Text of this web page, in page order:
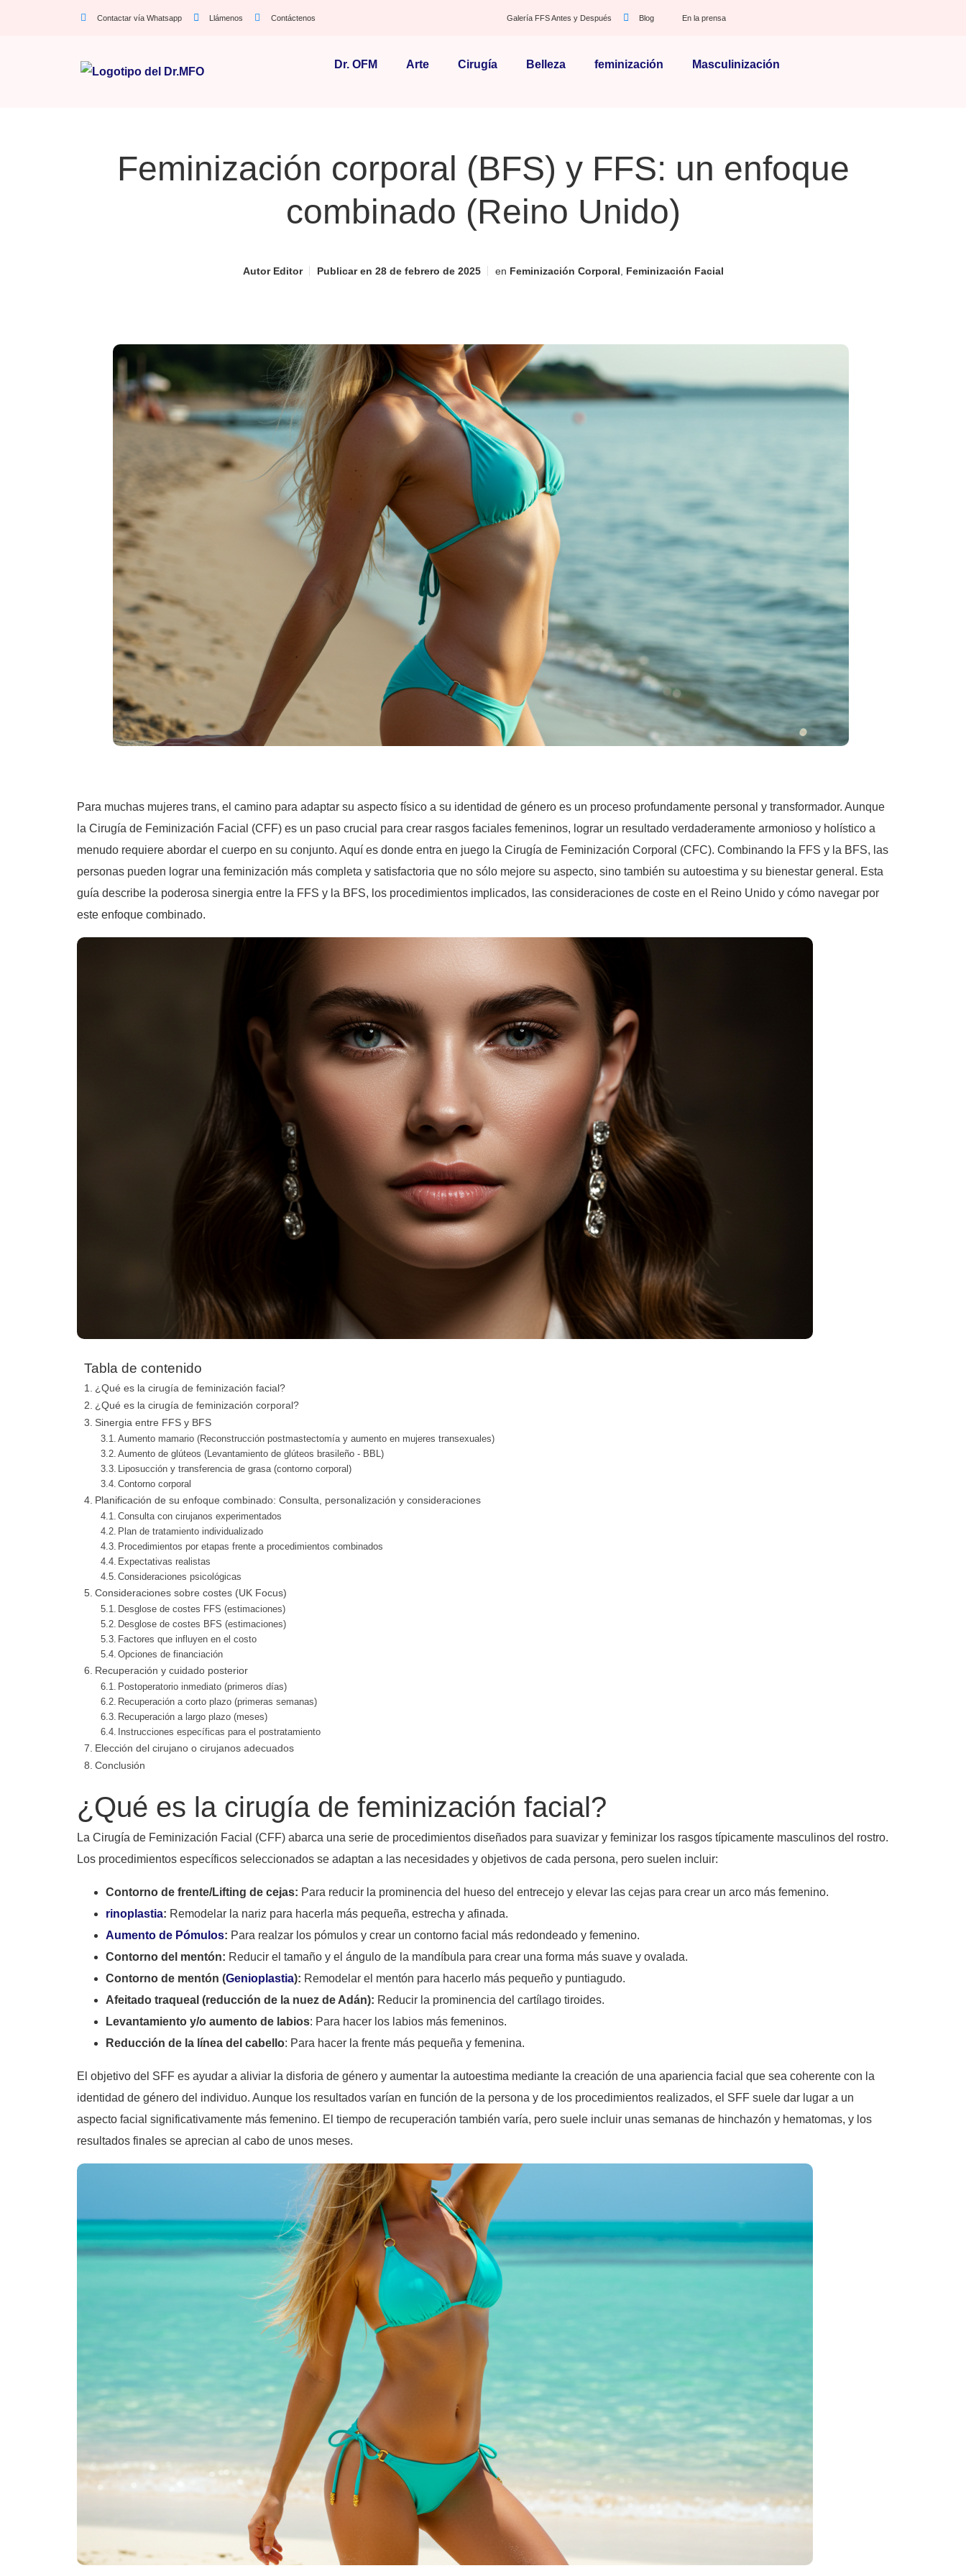
Contactar vía Whatsapp Llámenos Contáctenos Galería FFS Antes y Después Blog En la prensa
Dr. OFM Arte Cirugía Belleza feminización Masculinización
Feminización corporal (BFS) y FFS: un enfoque
combinado (Reino Unido)
AutorEditor Publicar en 28 de febrero de 2025 en Feminización Corporal Feminización Facial
Para muchas mujeres trans, el camino para adaptar su aspecto físico a su identidad de género es un proceso profundamente personal y transformador. Aunque
la Cirugía de Feminización Facial (CFF) es un paso crucial para crear rasgos faciales femeninos, lograr un resultado verdaderamente armonioso y holístico a
menudo requiere abordar el cuerpo en su conjunto. Aquí es donde entra en juego la Cirugía de Feminización Corporal (CFC). Combinando la FFS y la BFS, las
personas pueden lograr una feminización más completa y satisfactoria que no sólo mejore su aspecto, sino también su autoestima y su bienestar general. Esta
guía describe la poderosa sinergia entre la FFS y la BFS, los procedimientos implicados, las consideraciones de coste en el Reino Unido y cómo navegar por
este enfoque combinado.
Tabla de contenido
¿Qué es la cirugía de feminización facial?
¿Qué es la cirugía de feminización corporal?
Sinergia entre FFS y BFS
Aumento mamario (Reconstrucción postmastectomía y aumento en mujeres transexuales)
Aumento de glúteos (Levantamiento de glúteos brasileño - BBL)
Liposucción y transferencia de grasa (contorno corporal)
Contorno corporal
Planificación de su enfoque combinado: Consulta, personalización y consideraciones
Consulta con cirujanos experimentados
Plan de tratamiento individualizado
Procedimientos por etapas frente a procedimientos combinados
Expectativas realistas
Consideraciones psicológicas
Consideraciones sobre costes (UK Focus)
Desglose de costes FFS (estimaciones)
Desglose de costes BFS (estimaciones)
Factores que influyen en el costo
Opciones de financiación
Recuperación y cuidado posterior
Postoperatorio inmediato (primeros días)
Recuperación a corto plazo (primeras semanas)
Recuperación a largo plazo (meses)
Instrucciones específicas para el postratamiento
Elección del cirujano o cirujanos adecuados
Conclusión
¿Qué es la cirugía de feminización facial?
La Cirugía de Feminización Facial (CFF) abarca una serie de procedimientos diseñados para suavizar y feminizar los rasgos típicamente masculinos del rostro.
Los procedimientos específicos seleccionados se adaptan a las necesidades y objetivos de cada persona, pero suelen incluir:
Contorno de frente/Lifting de cejas: Para reducir la prominencia del hueso del entrecejo y elevar las cejas para crear un arco más femenino.
rinoplastia: Remodelar la nariz para hacerla más pequeña, estrecha y afinada.
Aumento de Pómulos: Para realzar los pómulos y crear un contorno facial más redondeado y femenino.
Contorno del mentón: Reducir el tamaño y el ángulo de la mandíbula para crear una forma más suave y ovalada.
Contorno de mentón (Genioplastia): Remodelar el mentón para hacerlo más pequeño y puntiagudo.
Afeitado traqueal (reducción de la nuez de Adán): Reducir la prominencia del cartílago tiroides.
Levantamiento y/o aumento de labios: Para hacer los labios más femeninos.
Reducción de la línea del cabello: Para hacer la frente más pequeña y femenina.
El objetivo del SFF es ayudar a aliviar la disforia de género y aumentar la autoestima mediante la creación de una apariencia facial que sea coherente con la
identidad de género del individuo. Aunque los resultados varían en función de la persona y de los procedimientos realizados, el SFF suele dar lugar a un
aspecto facial significativamente más femenino. El tiempo de recuperación también varía, pero suele incluir unas semanas de hinchazón y hematomas, y los
resultados finales se aprecian al cabo de unos meses.